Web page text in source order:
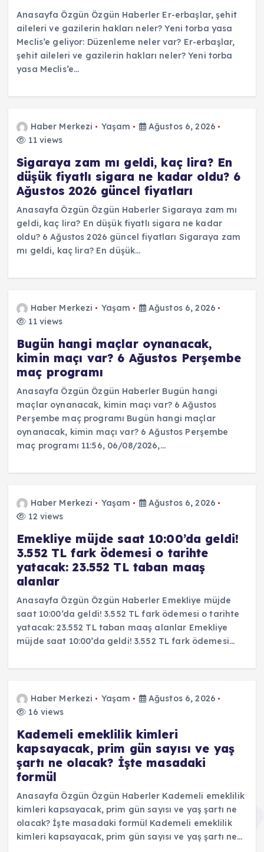
a
y
a
l
a
m
a
s
ı
Anasayfa Özgün Özgün Haberler Er-erbaşlar, şehit
aileleri ve gazilerin hakları neler? Yeni torba yasa
Meclis’e geliyor: Düzenleme neler var? Er-erbaşlar,
şehit aileleri ve gazilerin hakları neler? Yeni torba
yasa Meclis’e…
Haber Merkezi Yaşam
Ağustos 6, 2026
11 views
Sigaraya zam mı geldi, kaç lira? En
düşük fiyatlı sigara ne kadar oldu? 6
Ağustos 2026 güncel fiyatları
Anasayfa Özgün Özgün Haberler Sigaraya zam mı
geldi, kaç lira? En düşük fiyatlı sigara ne kadar
oldu? 6 Ağustos 2026 güncel fiyatları Sigaraya zam
mı geldi, kaç lira? En düşük…
Haber Merkezi Yaşam
Ağustos 6, 2026
11 views
Bugün hangi maçlar oynanacak,
kimin maçı var? 6 Ağustos Perşembe
maç programı
Anasayfa Özgün Özgün Haberler Bugün hangi
maçlar oynanacak, kimin maçı var? 6 Ağustos
Perşembe maç programı Bugün hangi maçlar
oynanacak, kimin maçı var? 6 Ağustos Perşembe
maç programı 11:56, 06/08/2026,…
Haber Merkezi Yaşam
Ağustos 6, 2026
12 views
Emekliye müjde saat 10:00’da geldi!
3.552 TL fark ödemesi o tarihte
yatacak: 23.552 TL taban maaş
alanlar
Anasayfa Özgün Özgün Haberler Emekliye müjde
saat 10:00’da geldi! 3.552 TL fark ödemesi o tarihte
yatacak: 23.552 TL taban maaş alanlar Emekliye
müjde saat 10:00’da geldi! 3.552 TL fark ödemesi…
Haber Merkezi Yaşam
Ağustos 6, 2026
16 views
Kademeli emeklilik kimleri
kapsayacak, prim gün sayısı ve yaş
şartı ne olacak? İşte masadaki
formül
Anasayfa Özgün Özgün Haberler Kademeli emeklilik
kimleri kapsayacak, prim gün sayısı ve yaş şartı ne
olacak? İşte masadaki formül Kademeli emeklilik
kimleri kapsayacak, prim gün sayısı ve yaş şartı ne…